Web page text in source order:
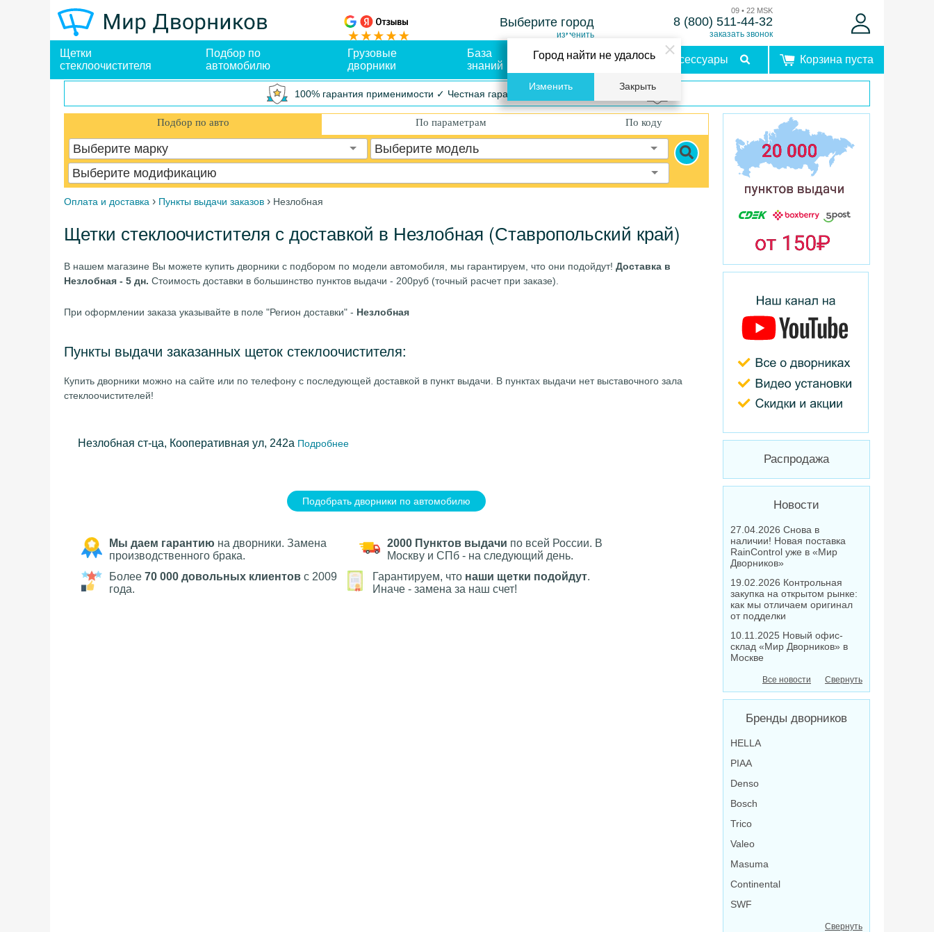
Выберите город
изменить
09 • 22 MSK
8 (800) 511-44-32
заказать звонок
Щетки
стеклоочистителя
Подбор по
автомобилю
Грузовые
дворники
База
знаний
Оплата и
Аксессуары Корзина пуста
100% гарантия применимости ✓ Честная гарантия ✓ Упрощенный возврат
Подбор по авто По параметрам По коду
Выберите марку
Выберите модель
Выберите модификацию
Оплата и доставка › Пункты выдачи заказов › Незлобная
Щетки стеклоочистителя с доставкой в Незлобная (Ставропольский край)
В нашем магазине Вы можете купить дворники с подбором по модели автомобиля, мы гарантируем, что они подойдут! Доставка в
Незлобная - 5 дн. Стоимость доставки в большинство пунктов выдачи - 200руб (точный расчет при заказе).
При оформлении заказа указывайте в поле "Регион доставки" - Незлобная
Пункты выдачи заказанных щеток стеклоочистителя:
Купить дворники можно на сайте или по телефону с последующей доставкой в пункт выдачи. В пунктах выдачи нет выставочного зала
стеклоочистителей!
Незлобная ст-ца, Кооперативная ул, 242а Подробнее
Подобрать дворники по автомобилю
Мы даем гарантию на дворники. Замена
производственного брака.
2000 Пунктов выдачи по всей России. В
Москву и СПб - на следующий день.
Более 70 000 довольных клиентов с 2009
года.
Гарантируем, что наши щетки подойдут.
Иначе - замена за наш счет!
Распродажа
Новости
27.04.2026 Снова в
наличии! Новая поставка
RainControl уже в «Мир
Дворников»
19.02.2026 Контрольная
закупка на открытом рынке:
как мы отличаем оригинал
от подделки
10.11.2025 Новый офис-
склад «Мир Дворников» в
Москве
Свернуть
Все новости
Бренды дворников
HELLA
PIAA
Denso
Bosch
Trico
Valeo
Masuma
Continental
SWF
Свернуть
Город найти не удалось
Изменить Закрыть